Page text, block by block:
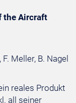
the Aircraft
Meller, B. Nagel
reales Produkt
all seiner